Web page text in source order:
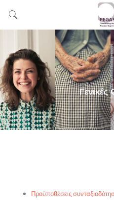
Γενικές
Προϋποθέσεις